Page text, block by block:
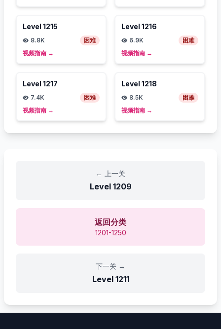
Level 1215
8.8K
困难
视频指南 →
Level 1216
6.9K
困难
视频指南 →
Level 1217
7.4K
困难
视频指南 →
Level 1218
8.5K
困难
视频指南 →
← 上一关
Level 1209
返回分类
1201-1250
下一关 →
Level 1211